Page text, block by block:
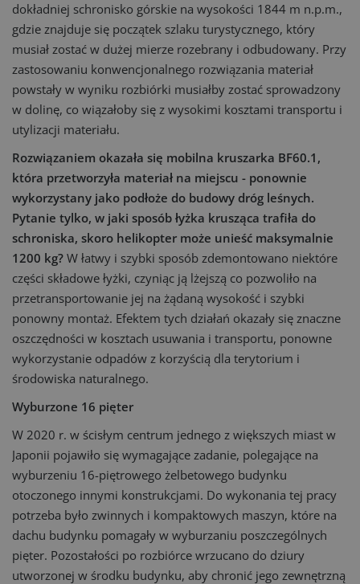
dokładniej schronisko górskie na wysokości 1844 m n.p.m.,
gdzie znajduje się początek szlaku turystycznego, który
musiał zostać w dużej mierze rozebrany i odbudowany. Przy
zastosowaniu konwencjonalnego rozwiązania materiał
powstały w wyniku rozbiórki musiałby zostać sprowadzony
w dolinę, co wiązałoby się z wysokimi kosztami transportu i
utylizacji materiału.
Rozwiązaniem okazała się mobilna kruszarka BF60.1,
która przetworzyła materiał na miejscu - ponownie
wykorzystany jako podłoże do budowy dróg leśnych.
Pytanie tylko, w jaki sposób łyżka krusząca trafiła do
schroniska, skoro helikopter może unieść maksymalnie
1200 kg? W łatwy i szybki sposób zdemontowano niektóre
części składowe łyżki, czyniąc ją lżejszą co pozwoliło na
przetransportowanie jej na żądaną wysokość i szybki
ponowny montaż. Efektem tych działań okazały się znaczne
oszczędności w kosztach usuwania i transportu, ponowne
wykorzystanie odpadów z korzyścią dla terytorium i
środowiska naturalnego.
Wyburzone 16 pięter
W 2020 r. w ścisłym centrum jednego z większych miast w
Japonii pojawiło się wymagające zadanie, polegające na
wyburzeniu 16-piętrowego żelbetowego budynku
otoczonego innymi konstrukcjami. Do wykonania tej pracy
potrzeba było zwinnych i kompaktowych maszyn, które na
dachu budynku pomagały w wyburzaniu poszczególnych
pięter. Pozostałości po rozbiórce wrzucano do dziury
utworzonej w środku budynku, aby chronić jego zewnętrzną